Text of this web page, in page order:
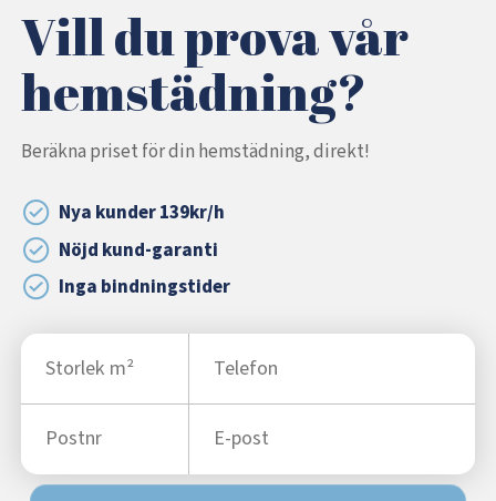
Vill du prova vår
hemstädning?
Beräkna priset för din hemstädning, direkt!
Nya kunder 139kr/h
Nöjd kund-garanti
Inga bindningstider